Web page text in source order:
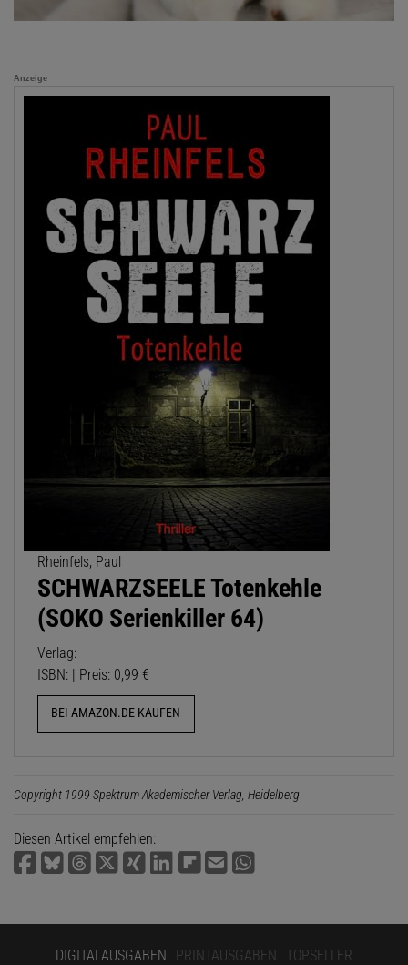
Anzeige
Rheinfels, Paul
SCHWARZSEELE Totenkehle
(SOKO Serienkiller 64)
Verlag:
ISBN: | Preis: 0,99 €
BEI AMAZON.DE KAUFEN
Copyright 1999 Spektrum Akademischer Verlag, Heidelberg
Diesen Artikel empfehlen:
DIGITALAUSGABEN PRINTAUSGABEN TOPSELLER